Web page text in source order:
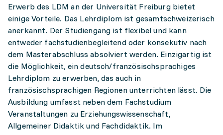
Erwerb des LDM an der Universität Freiburg bietet
einige Vorteile. Das Lehrdiplom ist gesamtschweizerisch
anerkannt. Der Studiengang ist flexibel und kann
entweder fachstudienbegleitend oder konsekutiv nach
dem Masterabschluss absolviert werden. Einzigartig ist
die Möglichkeit, ein deutsch/französischsprachiges
Lehrdiplom zu erwerben, das auch in
französischsprachigen Regionen unterrichten lässt. Die
Ausbildung umfasst neben dem Fachstudium
Veranstaltungen zu Erziehungswissenschaft,
Allgemeiner Didaktik und Fachdidaktik. Im